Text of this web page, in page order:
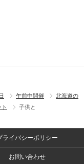
午前中開催
北海道の
子供と
ライバシーポリシー
お問い合わせ